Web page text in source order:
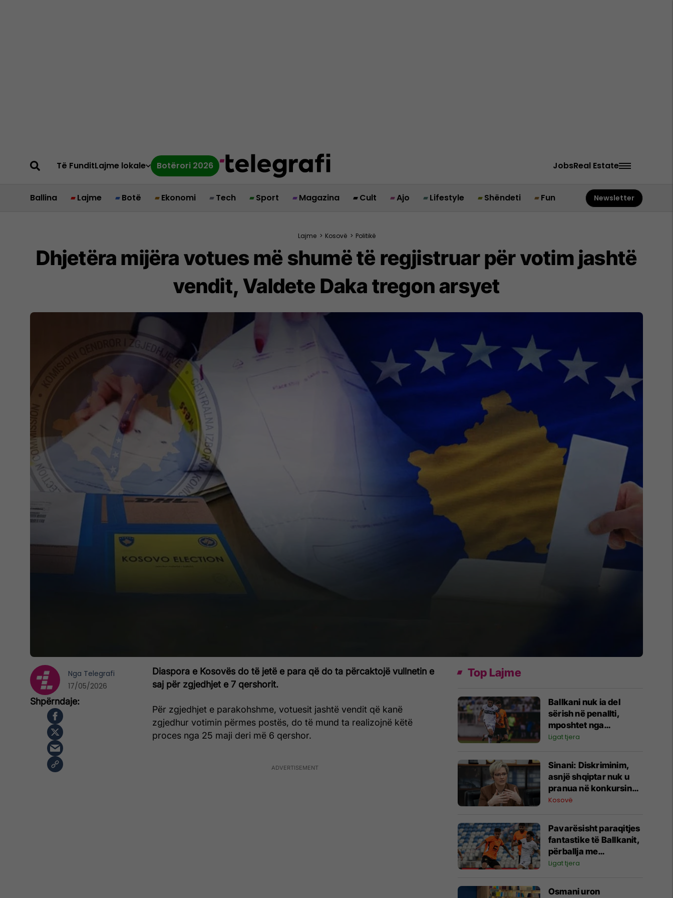
Të FunditLajme lokale Botërori 2026 JobsReal Estate
Ballina Lajme Botë Ekonomi Tech Sport Magazina Cult Ajo Lifestyle Shëndeti Fun Newsletter
Lajme > Kosovë > Politikë
Dhjetëra mijëra votues më shumë të regjistruar për votim jashtë
vendit, Valdete Daka tregon arsyet
Diaspora e Kosovës do të jetë e para që do ta përcaktojë vullnetin e
saj për zgjedhjet e 7 qershorit.
Për zgjedhjet e parakohshme, votuesit jashtë vendit që kanë
zgjedhur votimin përmes postës, do të mund ta realizojnë këtë
proces nga 25 maji deri më 6 qershor.
Nga Telegrafi
17/05/2026
Top Lajme
Ballkani nuk ia del
sërish në penallti,
mposhtet nga
Bohemians dhe
evropiane
Ligat tjera
Sinani: Diskriminim,
asnjë shqiptar nuk u
pranua në konkursin
për zjarrfikës në
Kosovë
Pavarësisht paraqitjes
fantastike të Ballkanit,
përballja me
Bohemians shkon në
Ligat tjera
Osmani uron